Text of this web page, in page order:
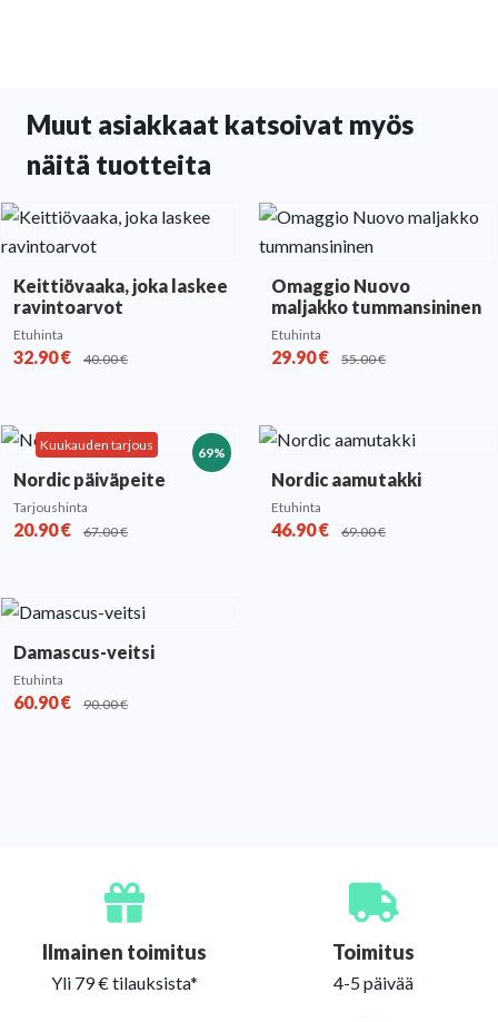
Muut asiakkaat katsoivat myös
näitä tuotteita
Keittiövaaka, joka laskee
ravintoarvot
Etuhinta
32.90€ 40.00€
Omaggio Nuovo
maljakko tummansininen
Etuhinta
29.90€ 55.00€
69%
Kuukauden tarjous
Nordic päiväpeite
Tarjoushinta
20.90€ 67.00€
Nordic aamutakki
Etuhinta
46.90€ 69.00€
Damascus-veitsi
Etuhinta
60.90€ 90.00€
Ilmainen toimitus
Yli 79 € tilauksista*
Toimitus
4-5 päivää